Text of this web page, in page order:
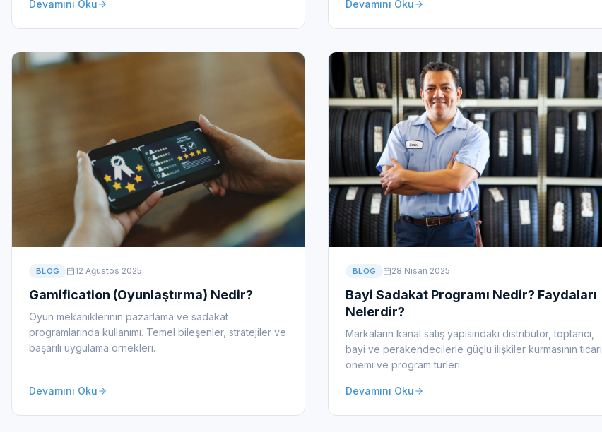
Devamını Oku Devamını Oku
BLOG 12 Ağustos 2025
Gamification (Oyunlaştırma) Nedir?
Oyun mekaniklerinin pazarlama ve sadakat
programlarında kullanımı. Temel bileşenler, stratejiler ve
başarılı uygulama örnekleri.
Devamını Oku
BLOG 28 Nisan 2025
Bayi Sadakat Programı Nedir? Faydaları
Nelerdir?
Markaların kanal satış yapısındaki distribütör, toptancı,
bayi ve perakendecilerle güçlü ilişkiler kurmasının ticari
önemi ve program türleri.
Devamını Oku